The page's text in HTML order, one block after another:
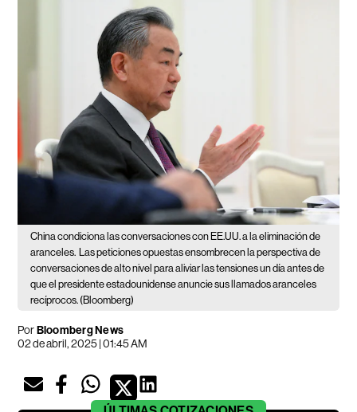
China condiciona las conversaciones con EE.UU. a la eliminación de
aranceles. Las peticiones opuestas ensombrecen la perspectiva de
conversaciones de alto nivel para aliviar las tensiones un día antes de
que el presidente estadounidense anuncie sus llamados aranceles
recíprocos. (Bloomberg)
PorBloomberg News
02 de abril, 2025 | 01:45 AM